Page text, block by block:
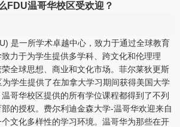
FDU温哥华校区受欢迎？
是一所学术卓越中心，致力于通过全球教育
力于为学生提供多学科、跨文化和伦理理
全球思想、商业和文化市场。菲尔莱狄更斯
学生提供了在加拿大学习期间获得美国大学
哥华校区提供的所有学位课程都得到了不列
的授权。费尔利迪金森大学-温哥华欢迎来自
文化多样性的学习环境。温哥华为那些在开